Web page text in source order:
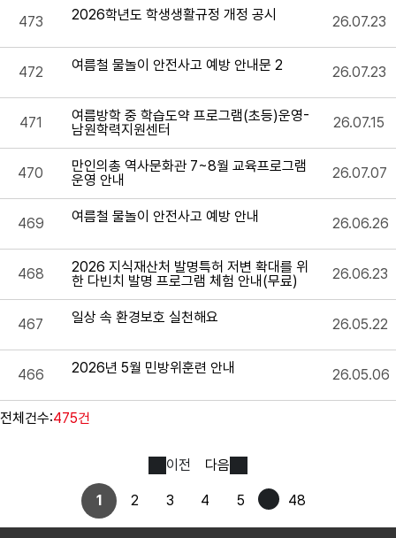
473 2026학년도 학생생활규정 개정 공시 26.07.23
472 여름철 물놀이 안전사고 예방 안내문 2 26.07.23
471
여름방학 중 학습도약 프로그램(초등)운영-
남원학력지원센터
26.07.15
470
만인의총 역사문화관 7~8월 교육프로그램
운영 안내
26.07.07
469 여름철 물놀이 안전사고 예방 안내 26.06.26
468
2026 지식재산처 발명특허 저변 확대를 위
한 다빈치 발명 프로그램 체험 안내(무료)
26.06.23
467 일상 속 환경보호 실천해요 26.05.22
466 2026년 5월 민방위훈련 안내 26.05.06
전체건수:475건
이전
1 2 3 4 5 48
다음